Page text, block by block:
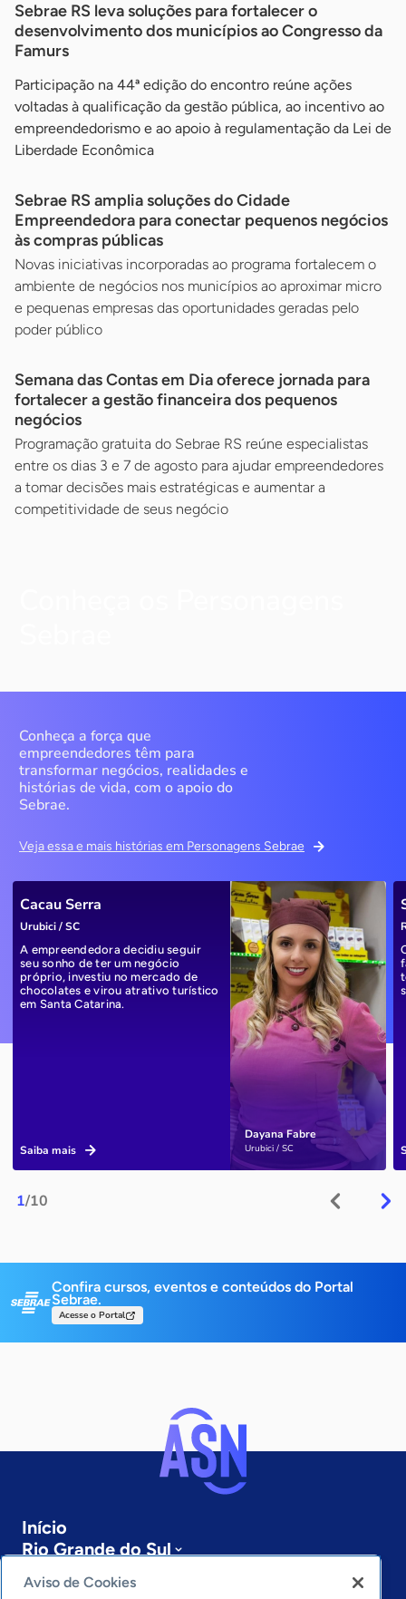
Sebrae RS leva soluções para fortalecer o
desenvolvimento dos municípios ao Congresso da
Famurs
Participação na 44ª edição do encontro reúne ações
voltadas à qualificação da gestão pública, ao incentivo ao
empreendedorismo e ao apoio à regulamentação da Lei de
Liberdade Econômica
Sebrae RS amplia soluções do Cidade
Empreendedora para conectar pequenos negócios
às compras públicas
Novas iniciativas incorporadas ao programa fortalecem o
ambiente de negócios nos municípios ao aproximar micro
e pequenas empresas das oportunidades geradas pelo
poder público
Semana das Contas em Dia oferece jornada para
fortalecer a gestão financeira dos pequenos
negócios
Programação gratuita do Sebrae RS reúne especialistas
entre os dias 3 e 7 de agosto para ajudar empreendedores
a tomar decisões mais estratégicas e aumentar a
competitividade de seus negócio
Conheça a força que
empreendedores têm para
transformar negócios, realidades e
histórias de vida, com o apoio do
Sebrae.
Veja essa e mais histórias em Personagens Sebrae
1/10
Dayana Fabre
Urubici / SC
Cacau Serra
Urubici / SC
A empreendedora decidiu seguir
seu sonho de ter um negócio
próprio, investiu no mercado de
chocolates e virou atrativo turístico
em Santa Catarina.
Saiba mais
Confira cursos, eventos e conteúdos do Portal
Sebrae.
Acesse o Portal
Início
Rio Grande do Sul
Sobre a ASN
Últimas notícias
Aviso de Cookies